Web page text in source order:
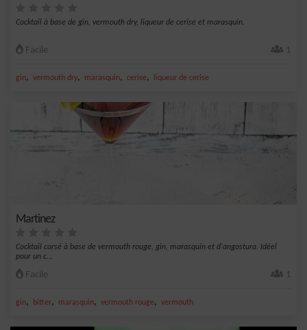
Cocktail à base de gin, vermouth dry, liqueur de cerise et marasquin.
Facile 1
gin, vermouth dry, marasquin, cerise, liqueur de cerise
Martinez
Cocktail corsé à base de vermouth rouge, gin, marasquin et d'angostura. Idéel
pour un c...
Facile 1
gin, bitter, marasquin, vermouth rouge, vermouth